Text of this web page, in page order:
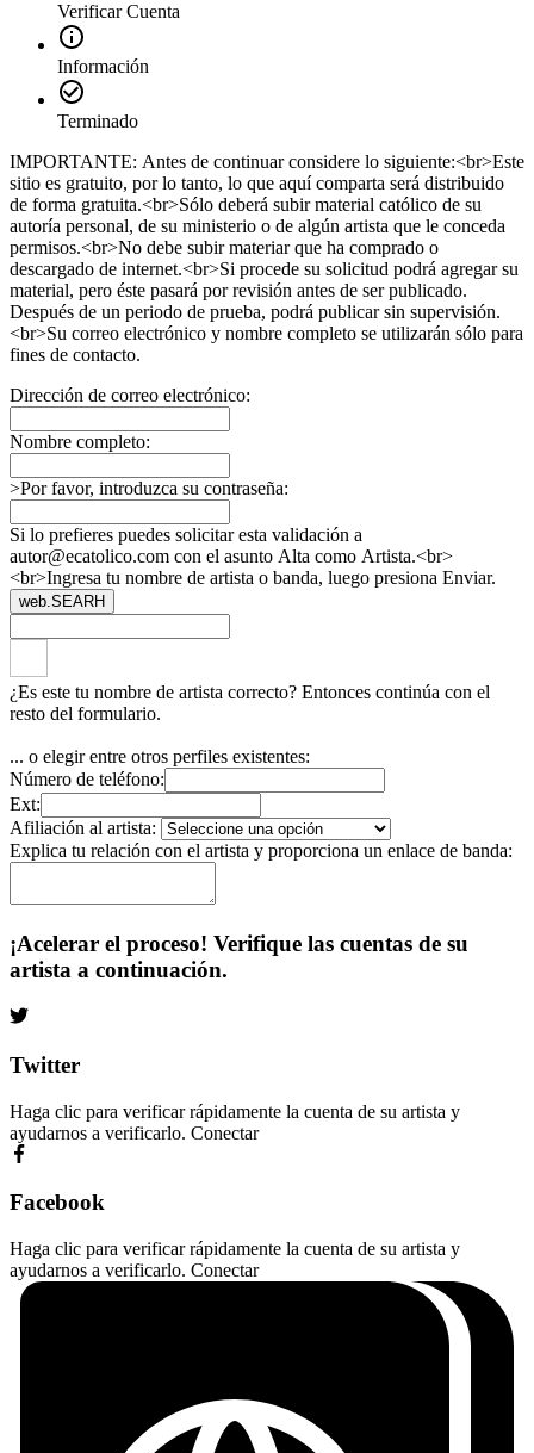
Verificar Cuenta
Información
Terminado
IMPORTANTE: Antes de continuar considere lo siguiente:<br>Este
sitio es gratuito, por lo tanto, lo que aquí comparta será distribuido
de forma gratuita.<br>Sólo deberá subir material católico de su
autoría personal, de su ministerio o de algún artista que le conceda
permisos.<br>No debe subir materiar que ha comprado o
descargado de internet.<br>Si procede su solicitud podrá agregar su
material, pero éste pasará por revisión antes de ser publicado.
Después de un periodo de prueba, podrá publicar sin supervisión.
<br>Su correo electrónico y nombre completo se utilizarán sólo para
fines de contacto.
Dirección de correo electrónico:
Nombre completo:
>Por favor, introduzca su contraseña:
Si lo prefieres puedes solicitar esta validación a
autor@ecatolico.com con el asunto Alta como Artista.<br>
<br>Ingresa tu nombre de artista o banda, luego presiona Enviar.
web.SEARH
¿Es este tu nombre de artista correcto? Entonces continúa con el
resto del formulario.
... o elegir entre otros perfiles existentes:
Número de teléfono:
Ext:
Afiliación al artista:
Explica tu relación con el artista y proporciona un enlace de banda:
¡Acelerar el proceso! Verifique las cuentas de su
artista a continuación.
Twitter
Haga clic para verificar rápidamente la cuenta de su artista y
ayudarnos a verificarlo. Conectar
Facebook
Haga clic para verificar rápidamente la cuenta de su artista y
ayudarnos a verificarlo. Conectar